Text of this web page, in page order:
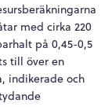
med cirka 220
på 0,45-0,5
till över en
indikerade och